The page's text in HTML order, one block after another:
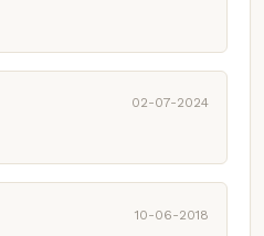
02-07-2024
10-06-2018